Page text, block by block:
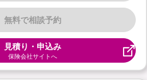
無料で相談予約
見積り・申込み
保険会社サイトへ